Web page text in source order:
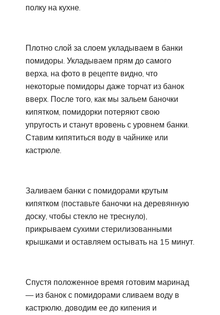
полку на кухне.
Плотно слой за слоем укладываем в банки
помидоры. Укладываем прям до самого
верха, на фото в рецепте видно, что
некоторые помидоры даже торчат из банок
вверх. После того, как мы зальем баночки
кипятком, помидорки потеряют свою
упругость и станут вровень с уровнем банки.
Ставим кипятиться воду в чайнике или
кастрюле.
Заливаем банки с помидорами крутым
кипятком (поставьте баночки на деревянную
доску, чтобы стекло не треснуло),
прикрываем сухими стерилизованными
крышками и оставляем остывать на 15 минут.
Спустя положенное время готовим маринад
— из банок с помидорами сливаем воду в
кастрюлю, доводим ее до кипения и